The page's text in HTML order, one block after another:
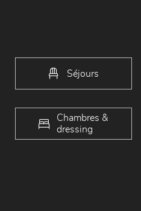
Séjours
Chambres &
dressing